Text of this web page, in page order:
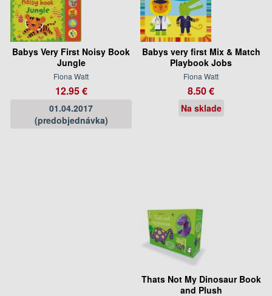
Babys Very First Noisy Book
Jungle
Fiona Watt
12.95 €
01.04.2017
(predobjednávka)
Babys very first Mix & Match
Playbook Jobs
Fiona Watt
8.50 €
Na sklade
Thats Not My Dinosaur Book
and Plush